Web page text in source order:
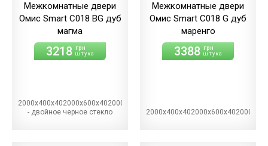
Межкомнатные двери
Омис Smart С018 BG дуб
магма
3218 грн
штука
2000х400х402000х600х402000х700х402000х800х402000х900х40BG
- двойное черное стекло
Межкомнатные двери
Омис Smart С018 G дуб
маренго
3388 грн
штука